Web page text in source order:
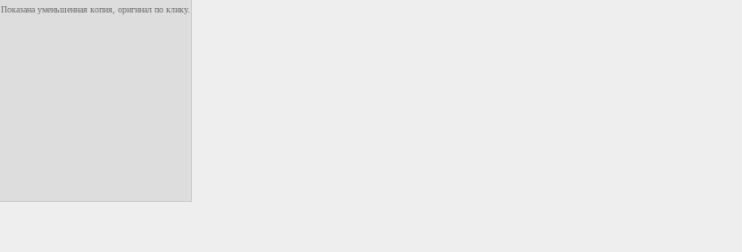
Показана уменьшенная копия, оригинал по клику.